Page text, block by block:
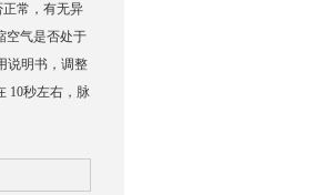
常，有无异
空气是否处于
说明书，调整
10秒左右，脉